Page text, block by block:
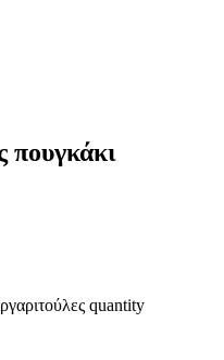
πουγκάκι
quantity